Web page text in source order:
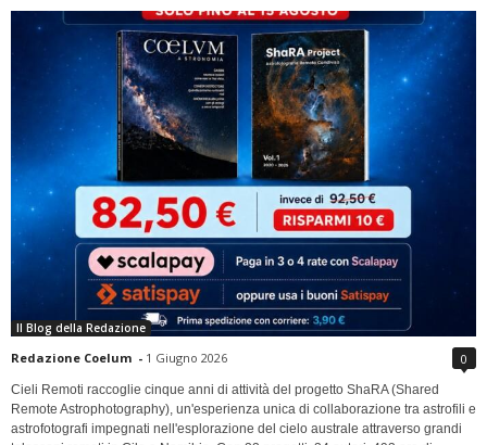
Il Blog della Redazione
Redazione Coelum - 1 Giugno 2026 0
Cieli Remoti raccoglie cinque anni di attività del progetto ShaRA (Shared
Remote Astrophotography), un'esperienza unica di collaborazione tra astrofili e
astrofotografi impegnati nell'esplorazione del cielo australe attraverso grandi